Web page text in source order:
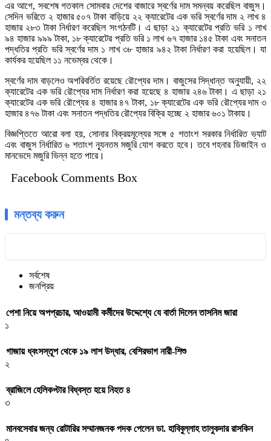
এর আগে, সবশেষ গতকাল সোমবার দেশের বাজারে স্বর্ণের দাম সমন্বয় করেছিল বাজুস।
সেদিন ভরিতে ২ হাজার ৫০৭ টাকা বাড়িয়ে ২২ ক্যারেটের এক ভরি স্বর্ণের দাম ২ লাখ ৪
হাজার ২৮৩ টাকা নির্ধারণ করেছিল সংগঠনটি। এ ছাড়া ২১ ক্যারেটের প্রতি ভরি ১ লাখ
৯৪ হাজার ৯৯৯ টাকা, ১৮ ক্যারেটের প্রতি ভরি ১ লাখ ৬৭ হাজার ১৪৫ টাকা এবং সনাতন
পদ্ধতির প্রতি ভরি স্বর্ণের দাম ১ লাখ ৩৮ হাজার ৯৪২ টাকা নির্ধারণ করা হয়েছিল। যা
কার্যকর হয়েছিল ১১ নভেম্বর থেকে।
স্বর্ণের দাম বাড়লেও অপরিবর্তিত রয়েছে রৌপ্যের দাম। বাজুসের সিদ্ধান্ত অনুযায়ী, ২২
ক্যারেটের এক ভরি রৌপ্যের দাম নির্ধারণ করা হয়েছে ৪ হাজার ২৪৬ টাকা। এ ছাড়া ২১
ক্যারেটের এক ভরি রৌপ্যের ৪ হাজার ৪৭ টাকা, ১৮ ক্যারেটের এক ভরি রৌপ্যের দাম ৩
হাজার ৪৭৬ টাকা এবং সনাতন পদ্ধতির রৌপ্যের বিক্রি হচ্ছে ২ হাজার ৬০১ টাকায়।
বিজ্ঞপ্তিতে আরো বলা হয়, সোনার বিক্রয়মূল্যের সঙ্গে ৫ শতাংশ সরকার নির্ধারিত ভ্যাট
এবং বাজুস নির্ধারিত ৬ শতাংশ ন্যূনতম মজুরি যোগ করতে হবে। তবে গহনার ডিজাইন ও
মানভেদে মজুরি ভিন্ন হতে পারে।
Facebook Comments Box
মন্তব্য করুন
সর্বশেষ
জনপ্রিয়
পেশা নিয়ে অপপ্রচার, আওয়ামী কর্মীদের উদ্দেশ্যে যে বার্তা দিলেন তাসনিম জারা
১
গাজায় ধ্বংসস্তূপ থেকে ১৯ লাশ উদ্ধার, বেশিরভাগ নারী-শিশু
২
ব্রাজিলে হেলিকপ্টার বিধ্বস্ত হয়ে নিহত ৪
৩
মানবসেবার জন্য রোটারির সম্মানজনক পদক পেলেন ডা. হাবিবুল্লাহ তালুকদার রাসকিন